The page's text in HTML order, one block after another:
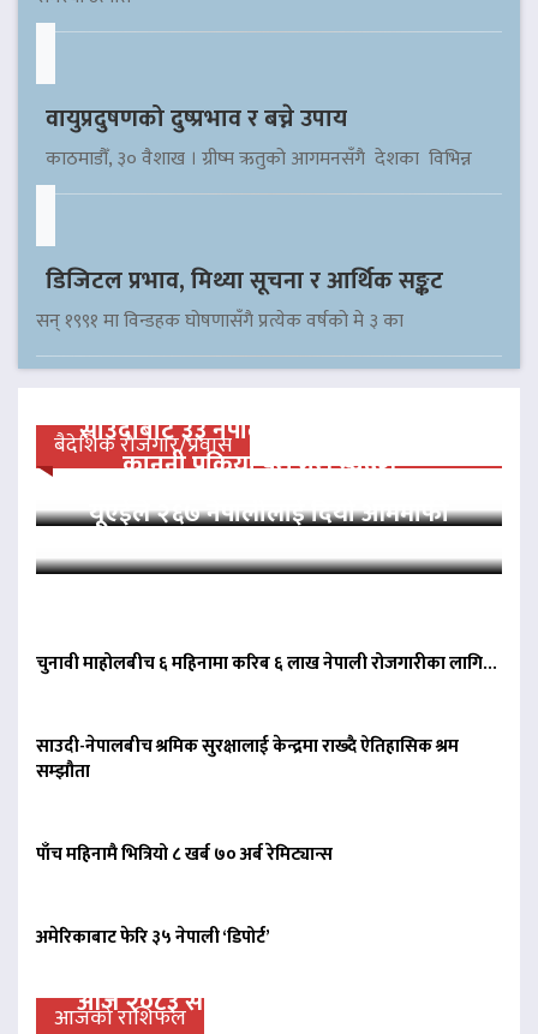
वायुप्रदुषणको दुष्प्रभाव र बच्ने उपाय
काठमाडौँ, ३० वैशाख । ग्रीष्म ऋतुको आगमनसँगै देशका विभिन्न
डिजिटल प्रभाव, मिथ्या सूचना र आर्थिक सङ्कट
सन् १९९१ मा विन्डहक घोषणासँगै प्रत्येक वर्षको मे ३ का
बैदेशिक रोजगार/प्रवास
साउदीबाट ३३ नेपाली कैदीलाई आममाफी,
कानुनी प्रक्रिया पूरा गरी स्वदेश…
यूएईले २६७ नेपालीलाई दियो आममाफी
चुनावी माहोलबीच ६ महिनामा करिब ६ लाख नेपाली रोजगारीका लागि…
साउदी-नेपालबीच श्रमिक सुरक्षालाई केन्द्रमा राख्दै ऐतिहासिक श्रम
सम्झौता
पाँच महिनामै भित्रियो ८ खर्ब ७० अर्ब रेमिट्यान्स
अमेरिकाबाट फेरि ३५ नेपाली ‘डिपोर्ट’
आजको राशिफल
आज २०८३ साल साउन २३ गते शनिवारको